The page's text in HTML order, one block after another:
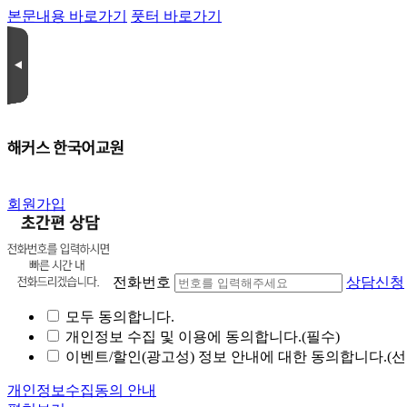
본문내용 바로가기 풋터 바로가기
회원가입
전화번호 상담신청
모두 동의합니다.
개인정보 수집 및 이용에 동의합니다.(필수)
이벤트/할인(광고성) 정보 안내에 대한 동의합니다.(
개인정보수집동의 안내